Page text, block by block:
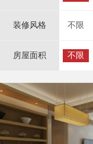
装修风格 不限
房屋面积 不限